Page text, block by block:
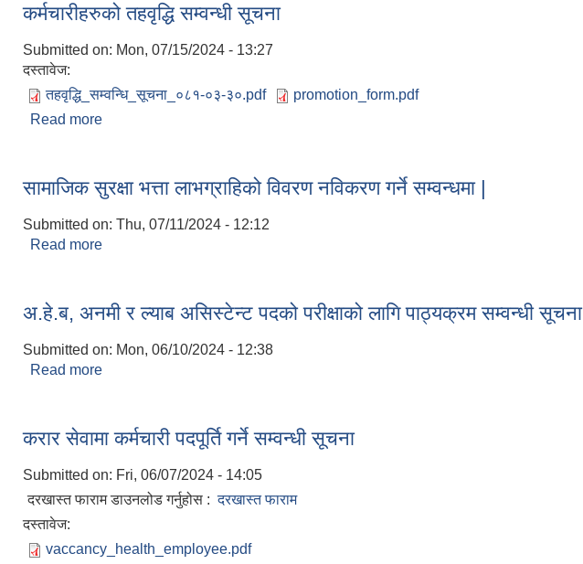
कर्मचारीहरुको तहवृद्धि सम्वन्धी सूचना
Submitted on: Mon, 07/15/2024 - 13:27
दस्तावेज:
तहवृद्धि_सम्वन्धि_सूचना_०८१-०३-३०.pdf
promotion_form.pdf
Read more
सामाजिक सुरक्षा भत्ता लाभग्राहिको विवरण नविकरण गर्ने सम्वन्धमा |
Submitted on: Thu, 07/11/2024 - 12:12
Read more
अ.हे.ब, अनमी र ल्याब असिस्टेन्ट पदको परीक्षाको लागि पाठ्यक्रम सम्वन्धी सूचना
Submitted on: Mon, 06/10/2024 - 12:38
Read more
करार सेवामा कर्मचारी पदपूर्ति गर्ने सम्वन्धी सूचना
Submitted on: Fri, 06/07/2024 - 14:05
दरखास्त फाराम डाउनलोड गर्नुहोस :दरखास्त फाराम
दस्तावेज:
vaccancy_health_employee.pdf